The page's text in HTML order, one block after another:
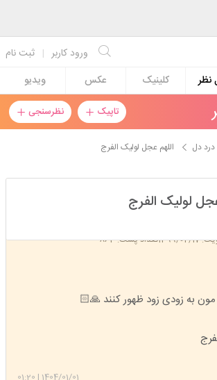
ثبت نام | ورود کاربر
نظر کلینیک عکس ویدیو
تاپیک نظرسنجی
درد دل اللهم عجل لولیک الفرج
04/17 تعداد پست: 863
لولیک الفرج
به زودی زود ظهور کنند 🙏🏻
1404/01/01
|
01:20